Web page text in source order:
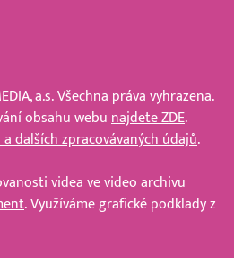
a.s. Všechna práva vyhrazena.
obsahu webu najdete ZDE.
dalších zpracovávaných údajů.
videa ve video archivu
. Využíváme grafické podklady z